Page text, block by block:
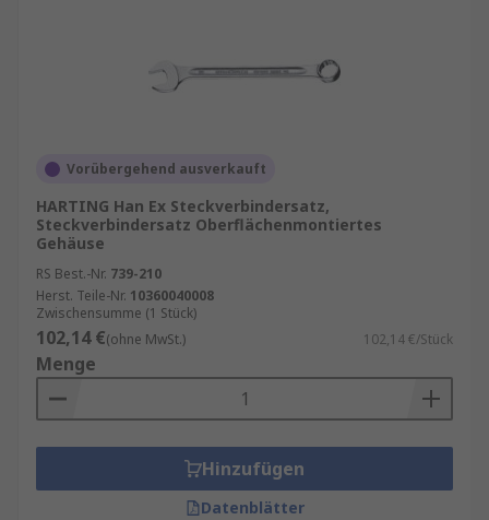
Vorübergehend ausverkauft
HARTING Han Ex Steckverbindersatz,
Steckverbindersatz Oberflächenmontiertes
Gehäuse
RS Best.-Nr. 739-210
Herst. Teile-Nr. 10360040008
Zwischensumme (1 Stück)
102,14 €(ohne MwSt.) 102,14 €/Stück
Menge
Hinzufügen
Datenblätter